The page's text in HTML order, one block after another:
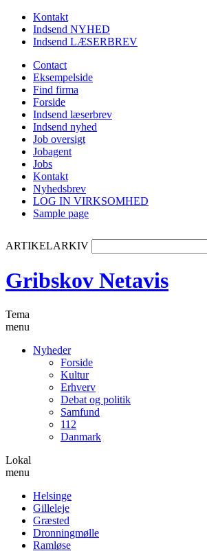
Kontakt
Indsend NYHED
Indsend LÆSERBREV
Contact
Eksempelside
Find firma
Forside
Indsend læserbrev
Indsend nyhed
Job oversigt
Jobagent
Jobs
Kontakt
Nyhedsbrev
LOG IN VIRKSOMHED
Sample page
ARTIKELARKIV
Gribskov Netavis
Tema
menu
Nyheder
Forside
Kultur
Erhverv
Debat og politik
Samfund
112
Danmark
Lokal
menu
Helsinge
Gilleleje
Græsted
Dronningmølle
Ramløse